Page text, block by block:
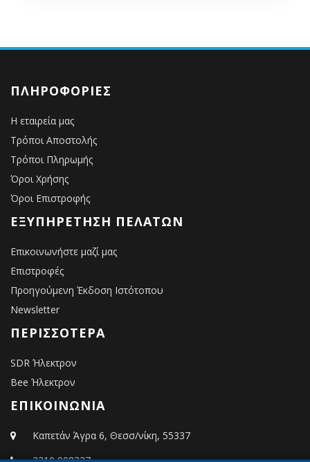
ΠΛΗΡΟΦΟΡΊΕΣ
Η εταιρεία μας
Τρόποι Αποστολής
Τρόποι Πληρωμής
Όροι Χρήσης
Όροι Επιστροφής
ΕΞΥΠΗΡΈΤΗΣΗ ΠΕΛΑΤΏΝ
Επικοινωνήστε μαζί μας
Επιστροφές
Προηγούμενη Έκδοση Ιστότοπου
Newsletter
ΠΕΡΙΣΣΌΤΕΡΑ
SDR Ήλεκτρον
Bee Ήλεκτρον
ΕΠΙΚΟΙΝΩΝΙΑ
Καπετάν Άγρα 6, Θεσσ/νίκη, 55337